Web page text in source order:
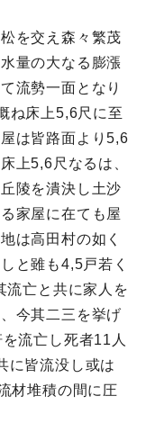
を交え森々繁茂
量の大なる膨漲
流勢一面となり
ね床上5,6尺に至
は皆路面より5,6
上5,6尺なるは、
陵を潰決し土沙
家屋に在ても屋
は高田村の如く
と雖も4,5戸若く
流亡と共に家人を
今其二三を挙げ
流亡し死者11人
に皆流没し或は
材堆積の間に圧